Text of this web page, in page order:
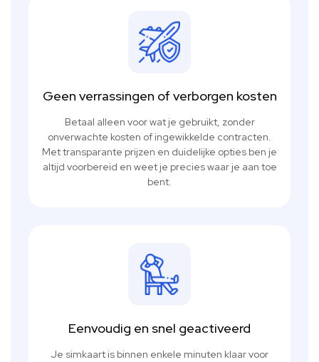
Geen verrassingen of verborgen kosten
Betaal alleen voor wat je gebruikt, zonder
onverwachte kosten of ingewikkelde contracten.
Met transparante prijzen en duidelijke opties ben je
altijd voorbereid en weet je precies waar je aan toe
bent.
Eenvoudig en snel geactiveerd
Je simkaart is binnen enkele minuten klaar voor